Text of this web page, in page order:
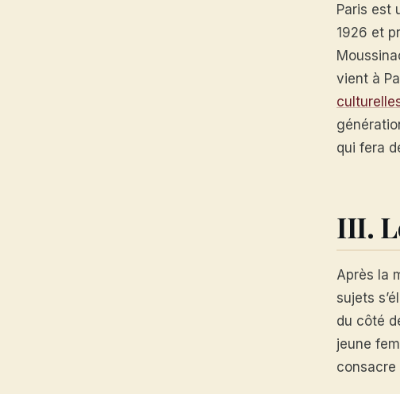
Paris est
1926 et
vient à
qui fera
III.
Après la
sujets
du côté
jeune
consacre